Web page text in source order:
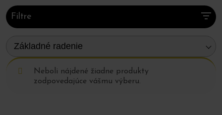
Filtre
Základné radenie
Neboli nájdené žiadne produkty
zodpovedajúce vášmu výberu.